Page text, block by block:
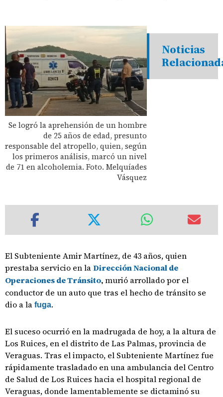
Se logró la aprehensión de un hombre
de 25 años de edad, presunto
responsable del atropello, quien, según
los primeros análisis, marcó un nivel
de 71 en alcoholemia. Foto. Melquíades
Vásquez
Noticias
El Subteniente Amir Martínez, de 43 años, quien
prestaba servicio en laDirección Nacional de
Operaciones de Tránsito, murió arrollado por el
conductor de un auto que tras el hecho de tránsito se
dio a la fuga.
El suceso ocurrió en la madrugada de hoy, a la altura de
Los Ruices, en el distrito de Las Palmas, provincia de
Veraguas. Tras el impacto, el Subteniente Martínez fue
rápidamente trasladado en una ambulancia del Centro
de Salud de Los Ruices hacia el hospital regional de
Veraguas, donde lamentablemente se dictaminó su